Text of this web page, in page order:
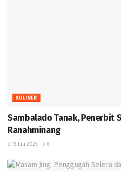
KULINER
Sambalado Tanak, Penerbit
Ranahminang ‎
18 Juli 2025 6